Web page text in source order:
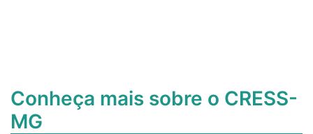
Conheça mais sobre o CRESS-
MG